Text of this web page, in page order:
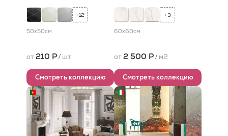
+12
50x50см
от 210 Р/ шт
Смотреть коллекцию
+3
60x60см
от 2 500 Р/ м2
Смотреть коллекцию